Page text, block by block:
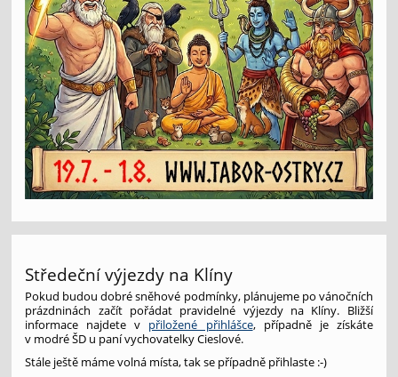
Středeční výjezdy na Klíny
Pokud budou dobré sněhové podmínky, plánujeme po vánočních
prázdninách začít pořádat pravidelné výjezdy na Klíny. Bližší
informace najdete v přiložené přihlášce, případně je získáte
v modré ŠD u paní vychovatelky Cieslové.
Stále ještě máme volná místa, tak se případně přihlaste :-)